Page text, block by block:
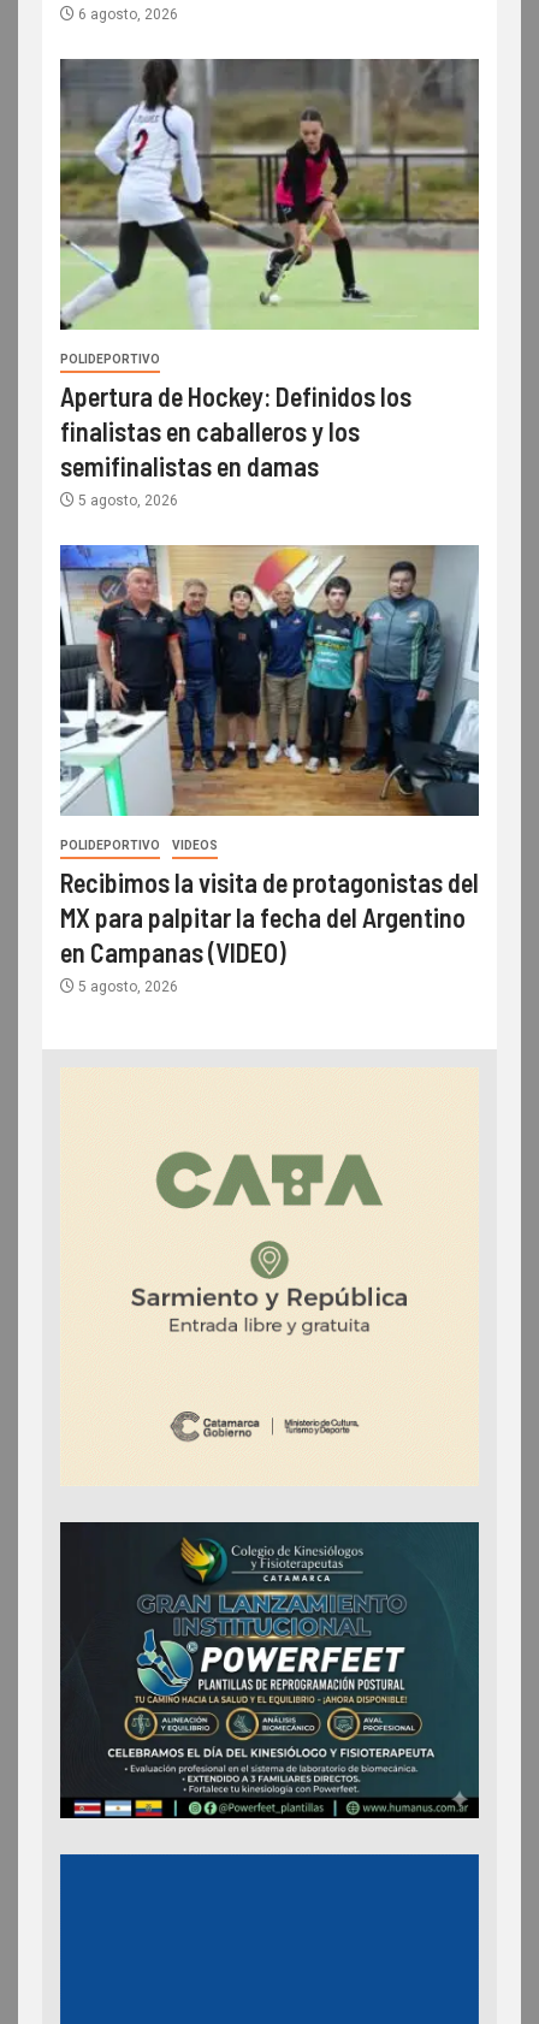
6 agosto, 2026
POLIDEPORTIVO
Apertura de Hockey: Definidos los
finalistas en caballeros y los
semifinalistas en damas
5 agosto, 2026
POLIDEPORTIVO VIDEOS
Recibimos la visita de protagonistas del
MX para palpitar la fecha del Argentino
en Campanas (VIDEO)
5 agosto, 2026